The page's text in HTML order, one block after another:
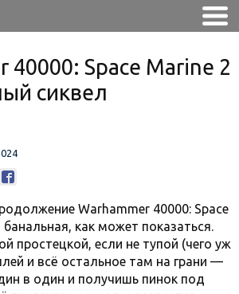
40000: Space Marine 2
сиквел
Warhammer 40000: Space
как может показаться.
простецкой, если не тупой (чего уж
и всё остальное там на грани —
в один и получишь пинок под